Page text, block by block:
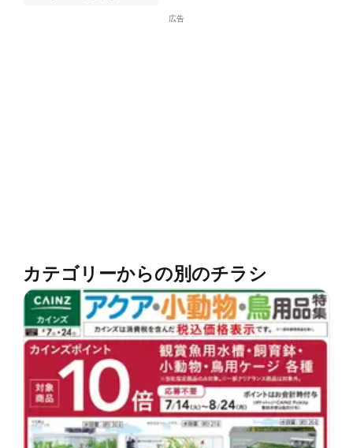
広告
カテゴリーからの別のチラシ